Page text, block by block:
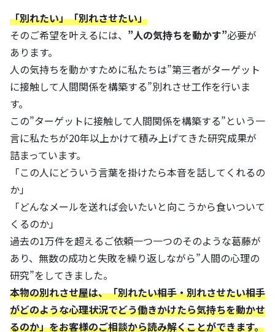
「別れたい」「別れさせたい」
そのご希望を叶えるには、 ”人の気持ちを動かす”必要が
あります。
人の気持ちを動かすために私たちは”第三者がターゲット
に接触して人間関係を構築する”別れさせ工作を行いま
す。
この”ターゲットに接触して人間関係を構築する”という一
言に私たちが20年以上かけて積み上げてきた研究成果が
詰まっています。
「この人にどういう言葉を掛けたら本音を話してくれるの
か」
「どんなメールを送れば会いたいと向こうから食いついて
くるのか」
過去の1万件を超えるご依頼一つ一つのそのような葛藤が
あり、無数の成功と失敗を繰り返しながら”人間の心理の
研究”をしてきました。
本物の別れさせ屋は、「別れたい相手・別れさせたい相手
がどのような心理状況でどう働きかけたら気持ちを動かせ
るのか」をお客様のご相談から読み解くことができます。